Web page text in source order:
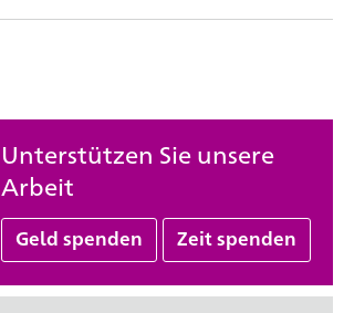
Unterstützen Sie unsere
Arbeit
Geld spenden Zeit spenden